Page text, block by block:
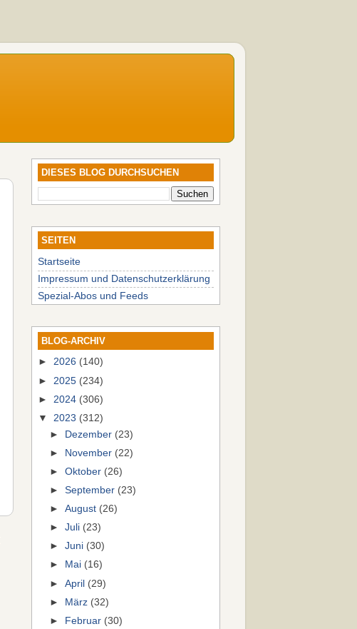
DIESES BLOG DURCHSUCHEN
SEITEN
Startseite
Impressum und Datenschutzerklärung
Spezial-Abos und Feeds
BLOG-ARCHIV
► 2026 (140)
► 2025 (234)
► 2024 (306)
▼ 2023 (312)
► Dezember (23)
► November (22)
►Oktober (26)
►September (23)
►August (26)
►Juli (23)
►Juni (30)
►
Mai (16)
►April (29)
► März (32)
►
Februar (30)